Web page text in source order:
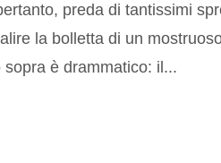
preda di tantissimi
la bolletta di un
è drammatico: il...